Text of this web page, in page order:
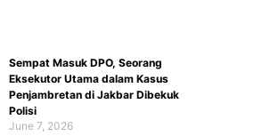
Sempat Masuk DPO, Seorang
Eksekutor Utama dalam Kasus
Penjambretan di Jakbar Dibekuk
Polisi
June 7, 2026